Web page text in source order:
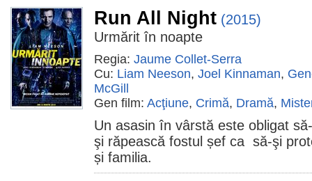
Run All Night (2015)
Urmărit în noapte
Regia: Jaume Collet-Serra
Cu: Liam Neeson, Joel Kinnaman,
McGill
Gen film: Acţiune, Crimă, Dramă,
Un asasin în vârstă este obligat să-
şi răpească fostul șef ca să-şi
și familia.